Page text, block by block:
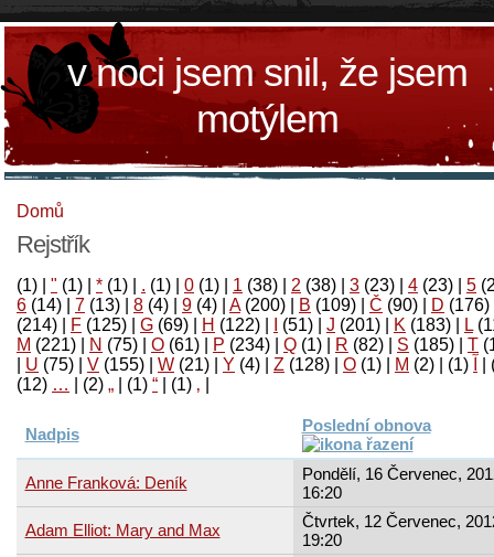
v noci jsem snil, že jsem
motýlem
Domů
Rejstřík
(1) " (1) * (1) . (1) 0 (1) 1 (38) 2 (38) 3 (23) 4 (23) 5
6 (14) 7 (13) 8 (4) 9 (4) A(200) B (109) Č (90) D (176)
(214)
F (125) G (69) H (122) (51) J (201) K (183) L
M (221) N (75) O (61) P (234) Q (1) R (82) S (185) T
U (75) V (155) W (21) Y (4) Z (128) Ο (1) М (2)
(1)
‚
(1)
“
(1)
„
(2)
…
(12)
Nadpis Poslední obnova
Anne Franková: Deník
Pondělí, 16 Červenec,
16:20
Adam Elliot: Mary and Max
Čtvrtek, 12 Červenec,
19:20